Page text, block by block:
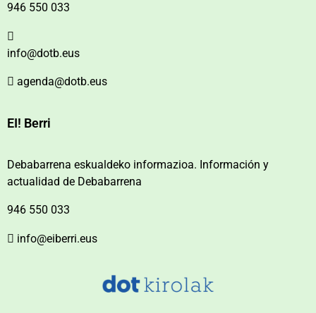
946 550 033
info@dotb.eus
agenda@dotb.eus
EI! Berri
Debabarrena eskualdeko informazioa. Información y
actualidad de Debabarrena
946 550 033
info@eiberri.eus